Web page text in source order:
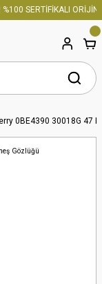
SERTİFİKALI
0BE4390 30018G 47